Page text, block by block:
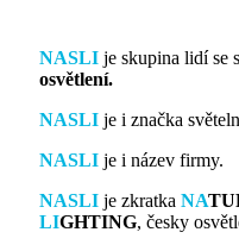
NASLI je skupina lidí se
osvětlení.
NASLI je i značka
NASLI je i název firmy.
NASLI je zkratka NA
LIGHTING, česky